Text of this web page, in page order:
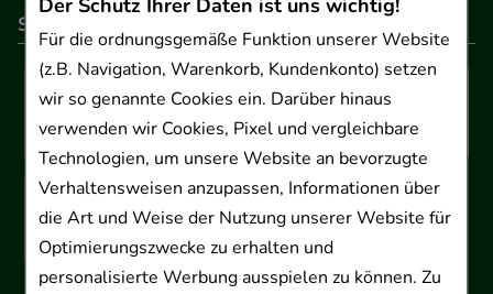
Der Schutz Ihrer Daten ist uns wichtig!
Für die ordnungsgemäße Funktion unserer Website
(z.B. Navigation, Warenkorb, Kundenkonto) setzen
wir so genannte Cookies ein. Darüber hinaus
verwenden wir Cookies, Pixel und vergleichbare
Technologien, um unsere Website an bevorzugte
Verhaltensweisen anzupassen, Informationen über
die Art und Weise der Nutzung unserer Website für
Optimierungszwecke zu erhalten und
personalisierte Werbung ausspielen zu können. Zu
So können Sie bezahlen